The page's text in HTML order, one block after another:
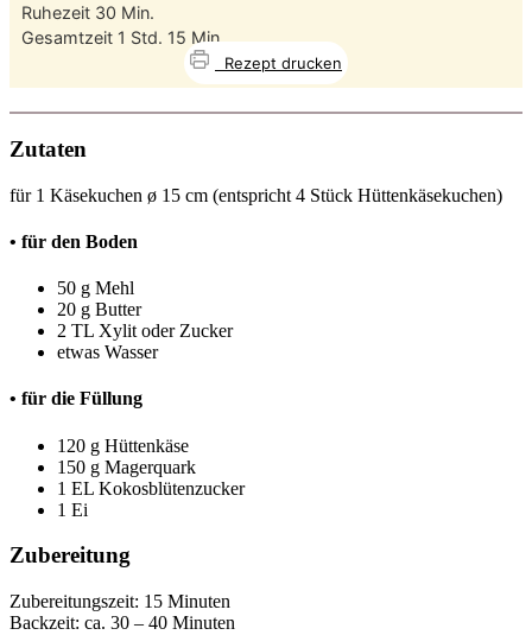
Ruhezeit 30 Minuten
Min.
Gesamtzeit 1 Stunde
Std. 15 Minuten
Min.
Rezept drucken
Zutaten
für 1 Käsekuchen ø 15 cm (entspricht 4 Stück Hüttenkäsekuchen)
• für den Boden
50 g Mehl
20 g Butter
2 TL Xylit oder Zucker
etwas Wasser
• für die Füllung
120 g Hüttenkäse
150 g Magerquark
1 EL Kokosblütenzucker
1 Ei
Zubereitung
Zubereitungszeit: 15 Minuten
Backzeit: ca. 30 – 40 Minuten